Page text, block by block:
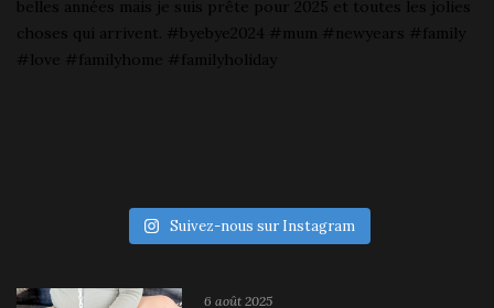
Suivez-nous sur Instagram
6 août 2025